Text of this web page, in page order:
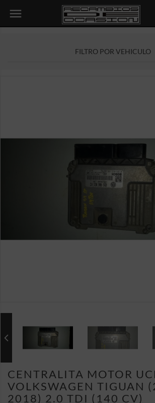

FILTRO POR VEHICULO
CENTRALITA MOTOR
VOLKSWAGEN TIGUAN
2018) 2.0 TDI (140 CV)